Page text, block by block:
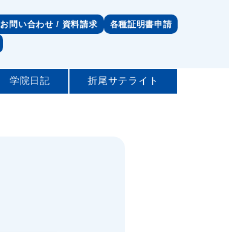
お問い合わせ / 資料請求
各種証明書申請
学院日記 折尾サテライト